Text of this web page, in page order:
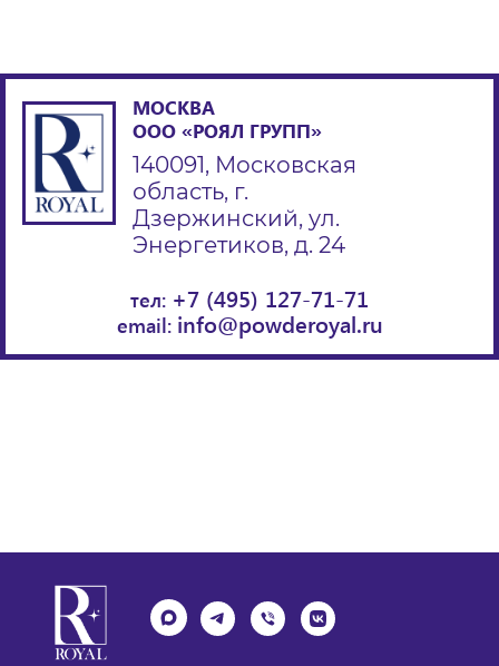
МОСКВА
ООО «РОЯЛ ГРУПП»
140091, Московская
область, г.
Дзержинский, ул.
Энергетиков, д. 24
тел: +7 (495) 127-71-71
email: info@powderoyal.ru